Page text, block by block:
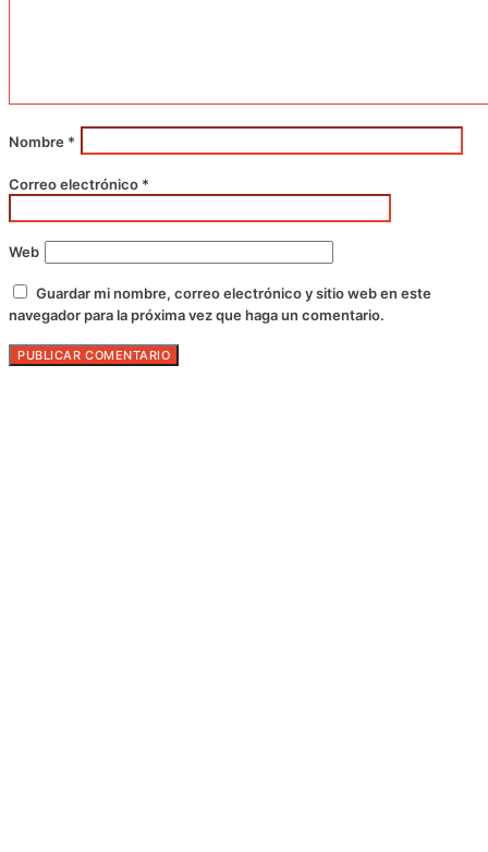
Nombre *
Correo electrónico *
Web
Guardar mi nombre, correo electrónico y sitio web en este
navegador para la próxima vez que haga un comentario.